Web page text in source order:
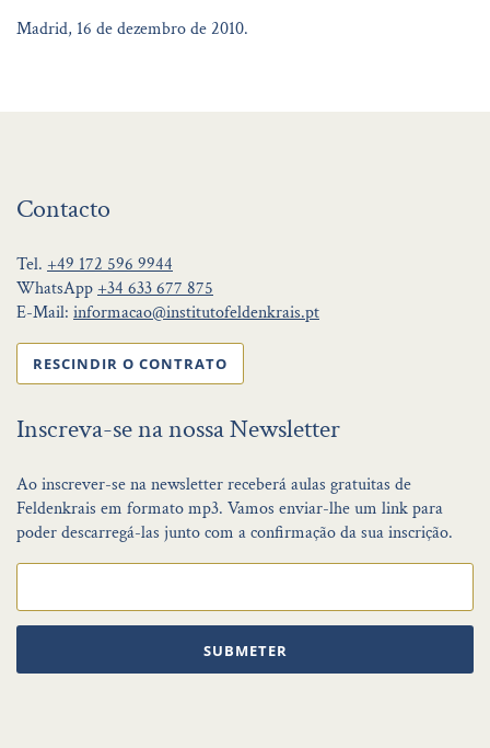
Madrid, 16 de dezembro de 2010.
Contacto
Tel. +49 172 596 9944
WhatsApp +34 633 677 875
E-Mail: informacao@institutofeldenkrais.pt
RESCINDIR O CONTRATO
Inscreva-se na nossa Newsletter
Ao inscrever-se na newsletter receberá aulas gratuitas de
Feldenkrais em formato mp3. Vamos enviar-lhe um link para
poder descarregá-las junto com a confirmação da sua inscrição.
SUBMETER